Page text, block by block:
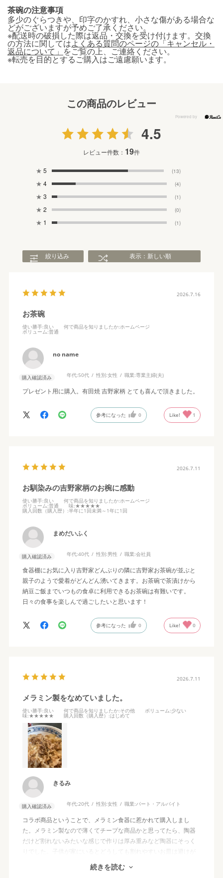
茶碗の注意事項
多少のぐらつきや、印字のかすれ、小さな傷がある場合な
どがございますが予めご了承ください。
※配送時の破損した際は返品・交換を受け付けます。交換
の方法に関してはよくある質問のページの「キャンセル・
返品について」 をご覧の上、ご連絡ください。
※転売を目的とするご購入はご遠慮願います。
この商品のレビュー
4.5
レビュー件数： 19件
★ 5 (13)
★ 4 (4)
★ 3 (1)
★ 2 (0)
★ 1 (1)
絞り込み 表示：新しい順
2026.7.16
お茶碗
使い勝手:良い 何で商品を知りましたか:ホームページ
ボリューム:普通
no name
購入確認済み 年代:50代 性別:女性 職業:専業主婦(夫)
プレゼント用に購入。有田焼 吉野家柄 とても喜んで頂きました。
参考になった 0 Like! 1
2026.7.11
お馴染みの吉野家柄のお椀に感動
使い勝手:良い 何で商品を知りましたか:ホームページ
ボリューム:普通 味:★★★★★
購入回数（購入歴） :半年に1回未満～1年に1回
まめだいふく
購入確認済み 年代:40代 性別:男性 職業:会社員
食器棚にお気に入り吉野家どんぶりの隣に吉野家お茶碗が並ぶと
親子のようで愛着がどんどん湧いてきます。お茶碗で茶漬けから
納豆ご飯までいつもの食卓に利用できるお茶碗は有難いです。
日々の食事を楽しんで過ごしたいと思います！
参考になった 0 Like! 0
2026.7.11
メラミン製をなめていました。
使い勝手:良い 何で商品を知りましたか:その他 ボリューム:少ない
味:★★★★★ 購入回数（購入歴） :はじめて
きるみ
購入確認済み 年代:20代 性別:女性 職業:パート・アルバイト
コラボ商品ということで、メラミン食器に惹かれて購入しまし
た。メラミン製なので薄くてチープな商品かと思ってたら、陶器
だけど割れないみたいな感じで作りは厚み重みなど陶器にそっく
りでした。子供が家にいるとどうしても割れやすいお皿は避けが
ちなので、可愛くて割れにくいお皿はすごくいいです。他のコラ
ボでもまた購入したいと思いました。
続きを読む